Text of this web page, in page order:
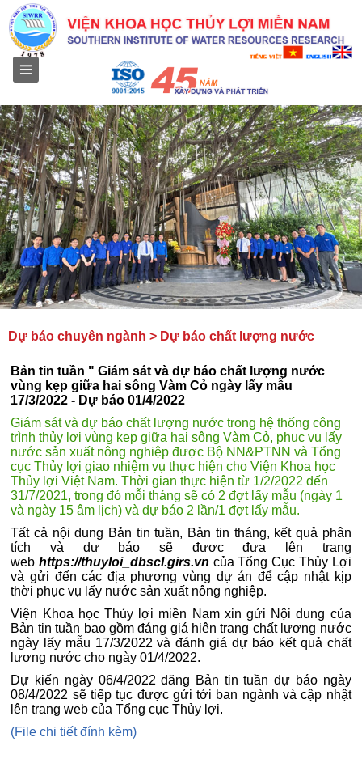
Dự báo chuyên ngành > Dự báo chất lượng nước
Bản tin tuần " Giám sát và dự báo chất lượng nước
vùng kẹp giữa hai sông Vàm Cỏ ngày lấy mẫu
17/3/2022 - Dự báo 01/4/2022
Giám sát và dự báo chất lượng nước trong hệ thống công
trình thủy lợi vùng kẹp giữa hai sông Vàm Cỏ, phục vụ lấy
nước sản xuất nông nghiệp được Bộ NN&PTNN và Tổng
cục Thủy lợi giao nhiệm vụ thực hiện cho Viện Khoa học
Thủy lợi Việt Nam. Thời gian thực hiện từ 1/2/2022 đến
31/7/2021, trong đó mỗi tháng sẽ có 2 đợt lấy mẫu (ngày 1
và ngày 15 âm lịch) và dự báo 2 lần/1 đợt lấy mẫu.
Tất cả nội dung Bản tin tuần, Bản tin tháng, kết quả phân
tích và dự báo sẽ được đưa lên trang
webhttps://thuyloi_dbscl.girs.vn của Tổng Cục Thủy Lợi
và gửi đến các địa phương vùng dự án để cập nhật kịp
thời phục vụ lấy nước sản xuất nông nghiệp.
Viện Khoa học Thủy lợi miền Nam xin gửi Nội dung của
Bản tin tuần bao gồm đáng giá hiện trạng chất lượng nước
ngày lấy mẫu 17/3/2022 và đánh giá dự báo kết quả chất
lượng nước cho ngày 01/4/2022.
Dự kiến ngày 06/4/2022 đăng Bản tin tuần dự báo ngày
08/4/2022 sẽ tiếp tục được gửi tới ban ngành và cập nhật
lên trang web của Tổng cục Thủy lợi.
(File chi tiết đính kèm)